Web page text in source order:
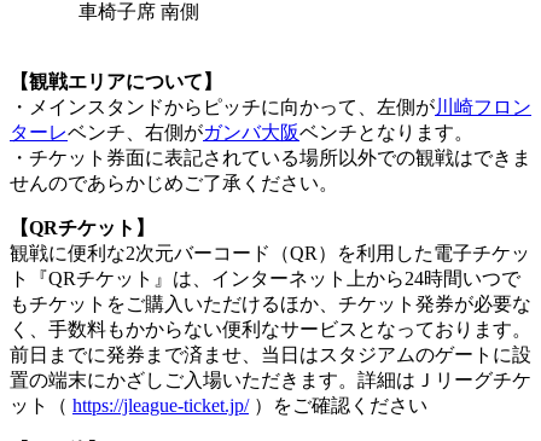
車椅子席 南側
【観戦エリアについて】
・メインスタンドからピッチに向かって、左側が川崎フロン
ターレベンチ、右側がガンバ大阪ベンチとなります。
・チケット券面に表記されている場所以外での観戦はできま
せんのであらかじめご了承ください。
【QRチケット】
観戦に便利な2次元バーコード（QR）を利用した電子チケッ
ト『QRチケット』は、インターネット上から24時間いつで
もチケットをご購入いただけるほか、チケット発券が必要な
く、手数料もかからない便利なサービスとなっております。
前日までに発券まで済ませ、当日はスタジアムのゲートに設
置の端末にかざしご入場いただきます。詳細はＪリーグチケ
ット（ https://jleague-ticket.jp/）をご確認ください